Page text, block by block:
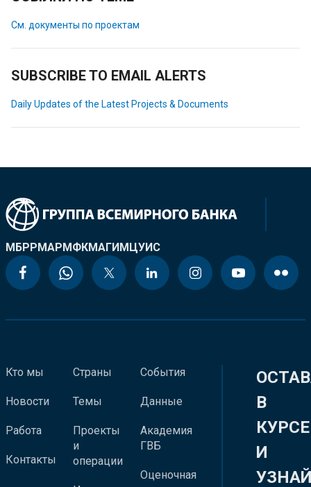
См. документы по проектам
SUBSCRIBE TO EMAIL ALERTS
Daily Updates of the Latest Projects & Documents
МБРРМАРМФКМАГИМЦУИС
Кто мы
Новости
Работа
Контакты
Страны
Темы
Проекты
и
операции
События
Данные
Академия
ГВБ
Оценочная
В
КУРСЕ
И